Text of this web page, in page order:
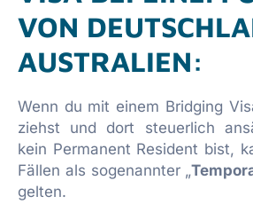
VON
AUSTRALIEN:
Wenn du mit einem Bridging
ziehst und dort steuerlich
kein Permanent Resident bist,
Fällen als sogenannter „
gelten.